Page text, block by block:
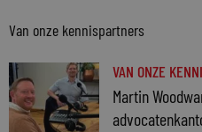
Van onze kennispartners
VAN ONZE
Martin